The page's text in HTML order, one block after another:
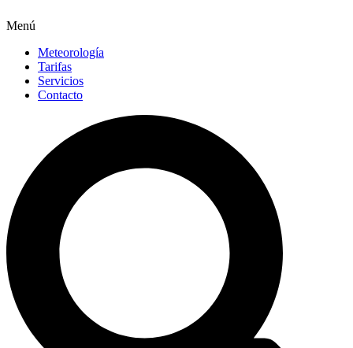
Menú
Meteorología
Tarifas
Servicios
Contacto